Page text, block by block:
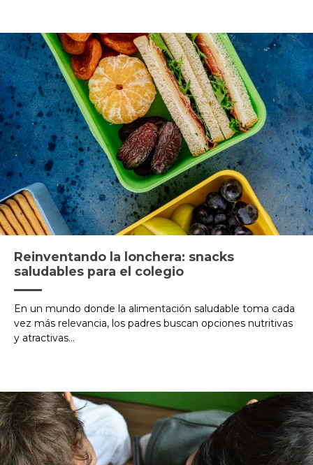
Reinventando la lonchera: snacks
saludables para el colegio
En un mundo donde la alimentación saludable toma cada
vez más relevancia, los padres buscan opciones nutritivas
y atractivas...